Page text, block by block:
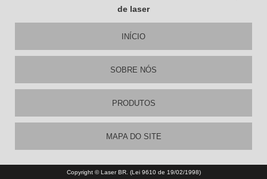
de laser
INÍCIO
SOBRE NÓS
PRODUTOS
MAPA DO SITE
Copyright © Laser BR. (Lei 9610 de 19/02/1998)